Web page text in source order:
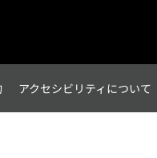
アクセシビリティについて